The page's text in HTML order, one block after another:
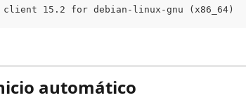
client 15.2 for debian-linux-gnu (x86_64)
automático